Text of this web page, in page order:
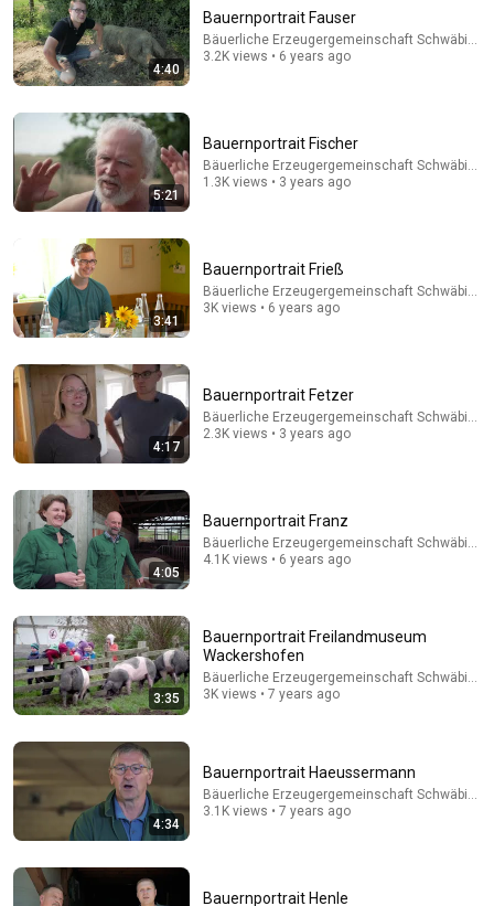
Moderne Technik im Stall: So schwierig war unser
Umstieg auf den Melkroboter! | Unser Land | BR
New 40K views
Will She BURN Him Like His Ex? | UDY Loyalty Test
UDY
How to Heal a Dying Chicken in 5 Minutes (Scottish
Shepherd's Method)
4:40
Bauernportrait Fauser
Bäuerliche Erzeugergemeinschaft Schwäbisch
3.2K views • 6 years ago
5:21
Bauernportrait Fischer
Bäuerliche Erzeugergemeinschaft Schwäbisch
1.3K views • 3 years ago
3:41
Bauernportrait Frieß
Bäuerliche Erzeugergemeinschaft Schwäbisch
3K views • 6 years ago
4:17
Bauernportrait Fetzer
Bäuerliche Erzeugergemeinschaft Schwäbisch
2.3K views • 3 years ago
4:05
Bauernportrait Franz
Bäuerliche Erzeugergemeinschaft Schwäbisch
4.1K views • 6 years ago
3:35
Bauernportrait Freilandmuseum
Wackershofen
Bäuerliche Erzeugergemeinschaft Schwäbisch
3K views • 7 years ago
4:34
Bauernportrait Haeussermann
Bäuerliche Erzeugergemeinschaft Schwäbisch
3.1K views • 7 years ago
Bauernportrait Henle